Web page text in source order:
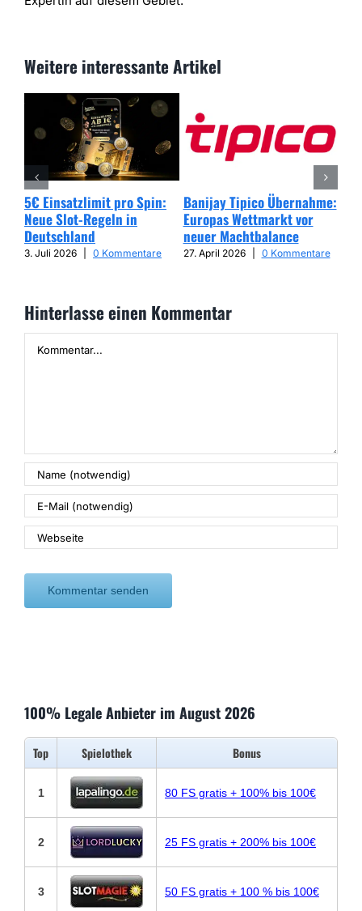
Weitere interessante Artikel
5€ Einsatzlimit pro Spin:
Neue Slot-Regeln in
Deutschland
3. Juli 2026 0 Kommentare
Banijay Tipico Übernahme:
Europas Wettmarkt vor
neuer Machtbalance
27. April 2026 0 Kommentare
Hinterlasse einen Kommentar
100% Legale Anbieter im August 2026
Top Spielothek Bonus
1 80 FS gratis + 100% bis 100€
2 25 FS gratis + 200% bis 100€
3 50 FS gratis + 100 % bis 100€